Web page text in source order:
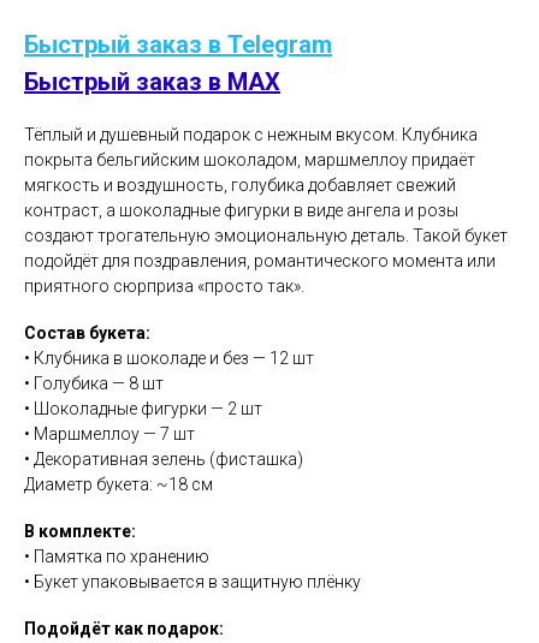
Быстрый заказ в Telegram
Быстрый заказ в MAX
Тёплый и душевный подарок с нежным вкусом. Клубника
покрыта бельгийским шоколадом, маршмеллоу придаёт
мягкость и воздушность, голубика добавляет свежий
контраст, а шоколадные фигурки в виде ангела и розы
создают трогательную эмоциональную деталь. Такой букет
подойдёт для поздравления, романтического момента или
приятного сюрприза «просто так».
Состав букета:
• Клубника в шоколаде и без — 12 шт
• Голубика — 8 шт
• Шоколадные фигурки — 2 шт
• Маршмеллоу — 7 шт
• Декоративная зелень (фисташка)
Диаметр букета: ~18 см
В комплекте:
• Памятка по хранению
• Букет упаковывается в защитную плёнку
Подойдёт как подарок: